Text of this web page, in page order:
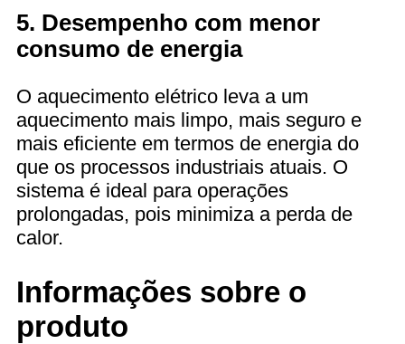
5. Desempenho com menor
consumo de energia
O aquecimento elétrico leva a um
aquecimento mais limpo, mais seguro e
mais eficiente em termos de energia do
que os processos industriais atuais. O
sistema é ideal para operações
prolongadas, pois minimiza a perda de
calor.
Informações sobre o
produto